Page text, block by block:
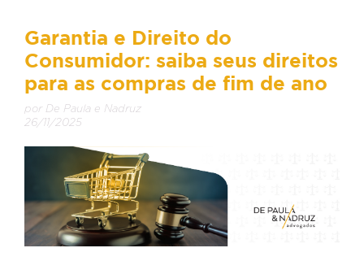
Garantia e Direito do
Consumidor: saiba seus direitos
para as compras de fim de ano
por De Paula e Nadruz
26/11/2025